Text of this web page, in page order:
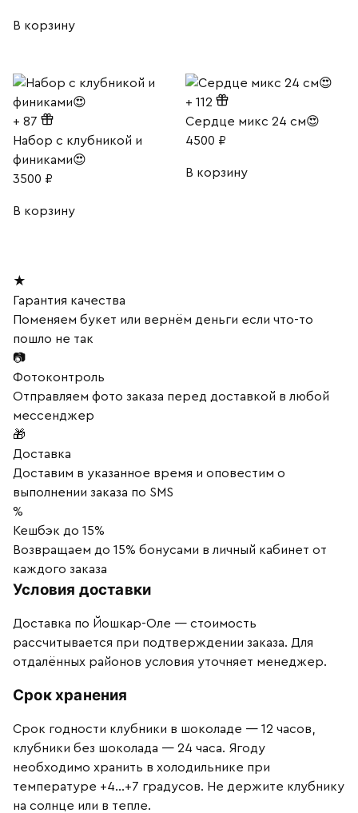
В корзину
+ 87
Набор с клубникой и
финиками😍
3500 ₽
В корзину
+ 112
Сердце микс 24 см😍
4500 ₽
В корзину
★
Гарантия качества
Поменяем букет или вернём деньги если что-то
пошло не так
📷
Фотоконтроль
Отправляем фото заказа перед доставкой в любой
мессенджер
🎁
Доставка
Доставим в указанное время и оповестим о
выполнении заказа по SMS
%
Кешбэк до 15%
Возвращаем до 15% бонусами в личный кабинет от
каждого заказа
Условия доставки
Доставка по Йошкар-Оле — стоимость
рассчитывается при подтверждении заказа. Для
отдалённых районов условия уточняет менеджер.
Срок хранения
Срок годности клубники в шоколаде — 12 часов,
клубники без шоколада — 24 часа. Ягоду
необходимо хранить в холодильнике при
температуре +4…+7 градусов. Не держите клубнику
на солнце или в тепле.